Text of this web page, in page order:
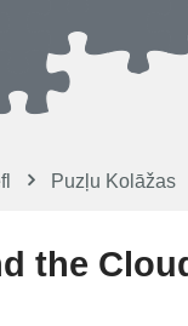
Puzļu Kolāžas
the